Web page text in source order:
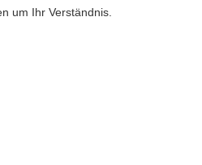
um Ihr Verständnis.